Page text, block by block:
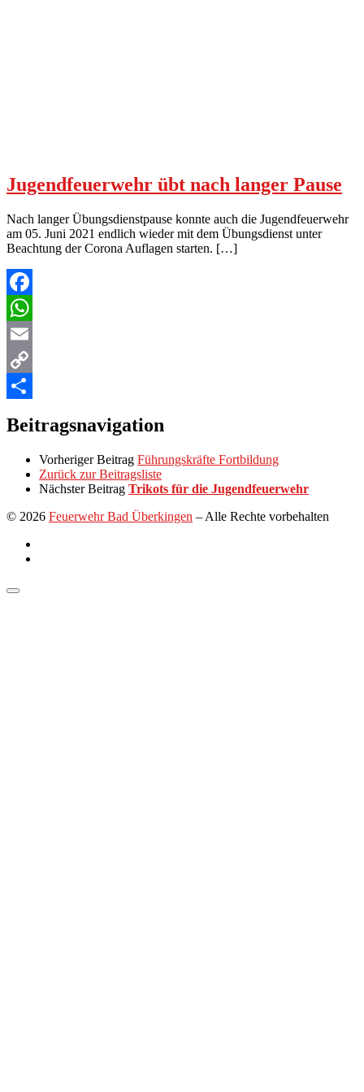
Jugendfeuerwehr übt nach langer Pause
Nach langer Übungsdienstpause konnte auch die Jugendfeuerwehr
am 05. Juni 2021 endlich wieder mit dem Übungsdienst unter
Beachtung der Corona Auflagen starten. […]
Facebook
WhatsApp
Email
Copy
Beitragsnavigation
Vorheriger Beitrag Führungskräfte Fortbildung
Zurück zur Beitragsliste
Nächster Beitrag Trikots für die Jugendfeuerwehr
© 2026 Feuerwehr Bad Überkingen – Alle Rechte vorbehalten